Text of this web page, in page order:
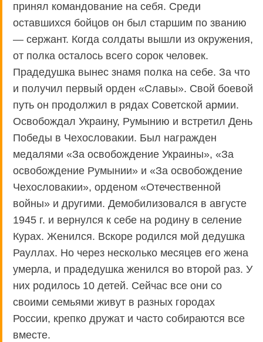
принял командование на себя. Среди
оставшихся бойцов он был старшим по званию
— сержант. Когда солдаты вышли из окружения,
от полка осталось всего сорок человек.
Прадедушка вынес знамя полка на себе. За что
и получил первый орден «Славы». Свой боевой
путь он продолжил в рядах Советской армии.
Освобождал Украину, Румынию и встретил День
Победы в Чехословакии. Был награжден
медалями «За освобождение Украины», «За
освобождение Румынии» и «За освобождение
Чехословакии», орденом «Отечественной
войны» и другими. Демобилизовался в августе
1945 г. и вернулся к себе на родину в селение
Курах. Женился. Вскоре родился мой дедушка
Рауллах. Но через несколько месяцев его жена
умерла, и прадедушка женился во второй раз. У
них родилось 10 детей. Сейчас все они со
своими семьями живут в разных городах
России, крепко дружат и часто собираются все
вместе.